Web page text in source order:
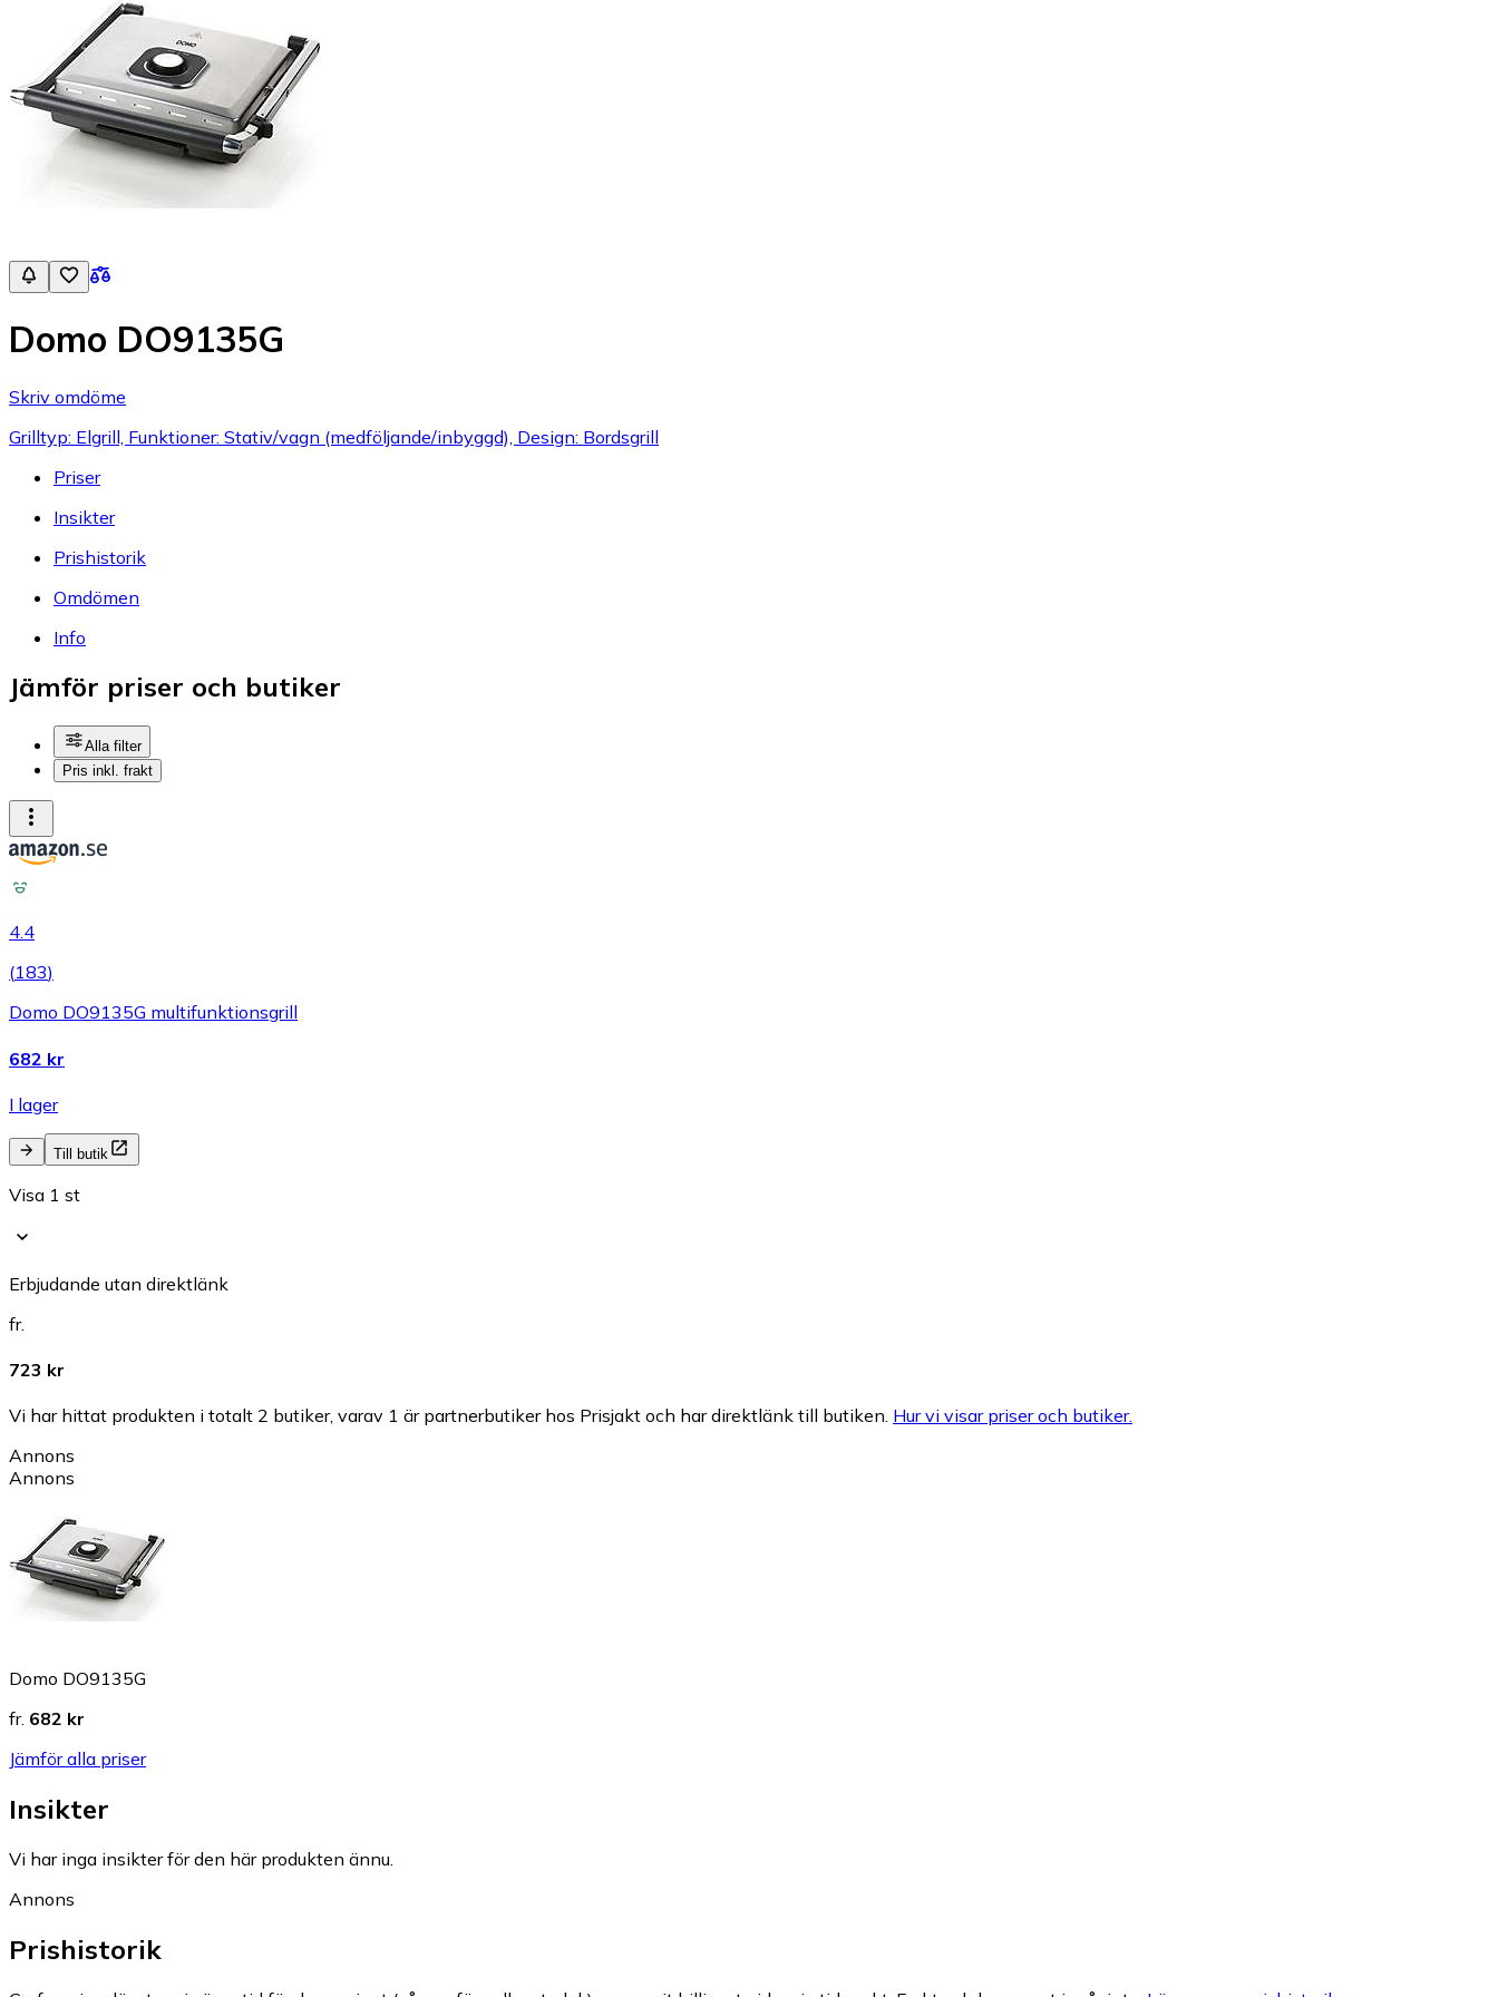
Domo DO9135G
Skriv omdöme
Grilltyp: Elgrill, Funktioner: Stativ/vagn (medföljande/inbyggd), Design: Bordsgrill
Priser
Insikter
Prishistorik
Omdömen
Info
Jämför priser och butiker
Alla filter
Pris inkl. frakt
4.4
(183)
Domo DO9135G multifunktionsgrill
682 kr
I lager
Till butik
Visa 1 st
Erbjudande utan direktlänk
fr.
723 kr
Vi har hittat produkten i totalt 2 butiker, varav 1 är partnerbutiker hos Prisjakt och har direktlänk till butiken. Hur vi visar priser och butiker.
Annons
Annons
Domo DO9135G
fr. 682 kr
Jämför alla priser
Insikter
Vi har inga insikter för den här produkten ännu.
Annons
Prishistorik